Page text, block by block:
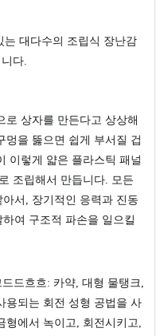
는 대다수의 조립식 장난감
다.
로 상자를 만든다고 상상해
멍을 뚫으면 쉽게 부서질 겁
이렇게 얇은 플라스틱 패널
조립해서 만듭니다. 모든
서, 장기적인 응력과 진동
여 구조적 파손을 일으킬
드흐흐: 카약, 대형 물탱크,
용되는 회전 성형 공법을 사
에서 녹이고, 회전시키고,